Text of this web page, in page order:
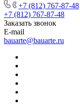
+7 (812) 767-87-48
+7 (812) 767-87-48
Заказать звонок
E-mail
bauarte@bauarte.ru